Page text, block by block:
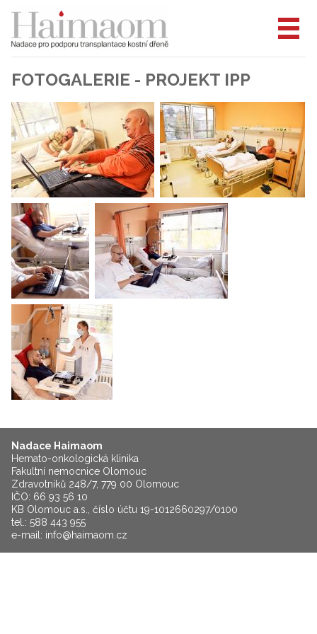
FOTOGALERIE - PROJEKT IPP
Nadace Haimaom
Hemato-onkologická klinika
Fakultní nemocnice Olomouc
Zdravotníků 248/7, 779 00 Olomouc
IČO: 66 93 56 10
KB Olomouc a.s., číslo účtu 19-1012660297/0100
tel.: 588 443 955
e-mail: info@haimaom.cz